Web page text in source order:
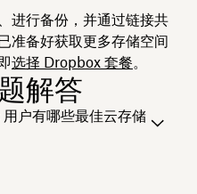
进行备份，并通过链接共
准备好获取更多存储空间
选择 Dropbox 套餐。
解答
户有哪些最佳云存储